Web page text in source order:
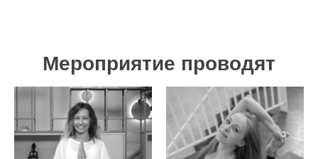
Мероприятие проводят